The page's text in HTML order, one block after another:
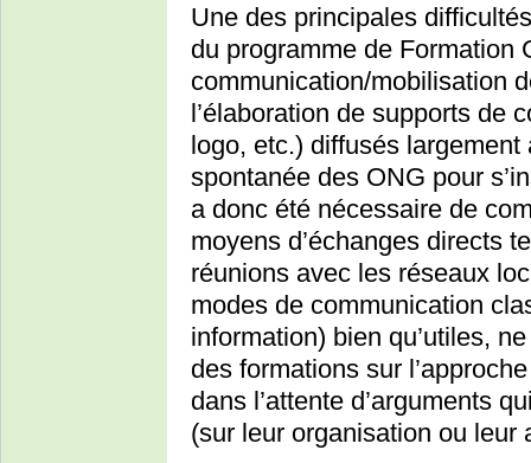
Une des principales
du programme de Formation
communication/mobilisation
l’élaboration de supports de
logo, etc.) diffusés
spontanée des ONG pour
a donc été nécessaire de
moyens d’échanges directs
réunions avec les réseaux
modes de communication
information) bien qu’utiles,
des formations sur
dans l’attente d’arguments
(sur leur organisation ou leur